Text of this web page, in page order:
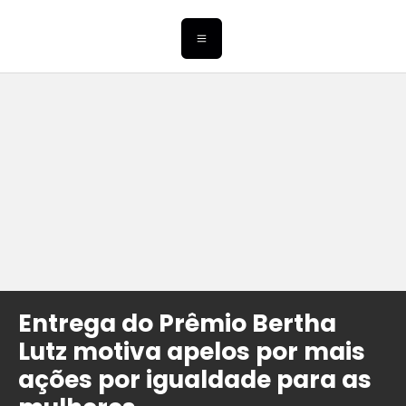
Entrega do Prêmio Bertha
Lutz motiva apelos por mais
ações por igualdade para as